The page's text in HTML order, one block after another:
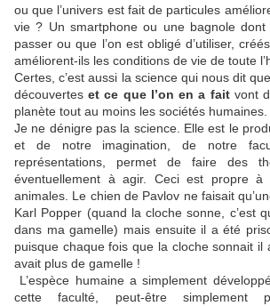
ou que l’univers est fait de particules
vie ? Un smartphone ou une bagnole
passer ou que l’on est obligé d’utiliser,
améliorent-ils les conditions de vie de toute
Certes, c’est aussi la science qui nous dit
découverteset ce que l’on en a faitvont
planète tout au moins les sociétés humaines.
Je ne dénigre pas la science. Elle est le
et de notre imagination, de notre
représentations, permet de faire des
éventuellement à agir. Ceci est propre à
animales. Le chien de Pavlov ne faisait
Karl Popper (quand la cloche sonne, c’est
dans ma gamelle) mais ensuite il a été
puisque chaque fois que la cloche sonnait il
avait plus de gamelle !
L’espèce humaine a simplement
cette faculté, peut-être simplement